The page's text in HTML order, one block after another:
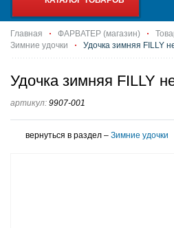
Главная ФАРВАТЕР (магазин)
Зимние удочки
Удочка зимняя FILLY
Удочка зимняя FILLY
артикул: 9907-001
вернуться в раздел – Зимние удочки